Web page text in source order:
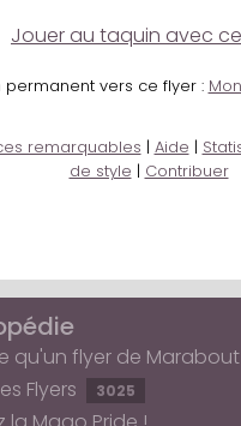
Jouer au taquin avec
permanent vers ce flyer :
remarquables | Aide |
de style | Contribuer
qu'un flyer de
Flyers
3025